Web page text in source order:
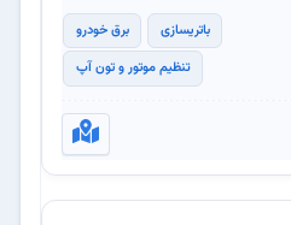
باتریسازی
برق خودرو
تنظیم موتور و تون آپ